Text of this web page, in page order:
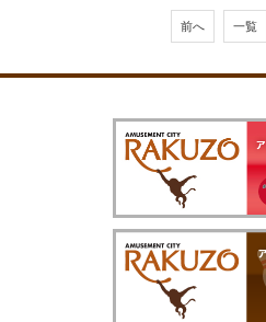
前へ 一覧